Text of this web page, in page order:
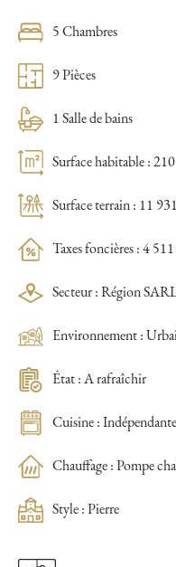
5 Chambres
9 Pièces
1 Salle de bains
Surface habitable : 210
Surface terrain : 11
Taxes foncières : 4
Secteur : Région
Environnement :
État : A rafraîchir
Cuisine : Indépendante
Chauffage : Pompe
Style : Pierre